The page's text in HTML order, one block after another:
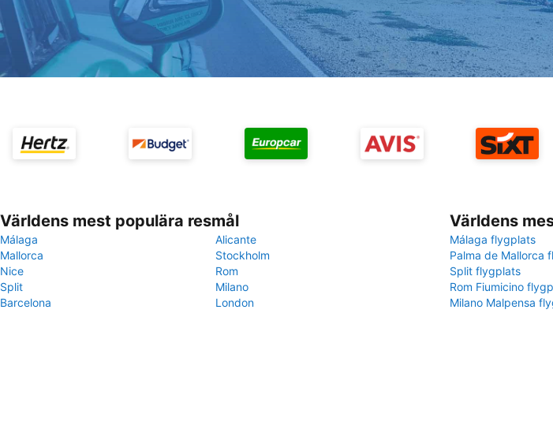
Världens mest populära resmål
Málaga
Alicante
Mallorca
Stockholm
Nice
Rom
Split
Milano
Barcelona
London
Världens
Málaga flygplats
Palma de Mallorca
Split flygplats
Rom Fiumicino
Milano Malpensa